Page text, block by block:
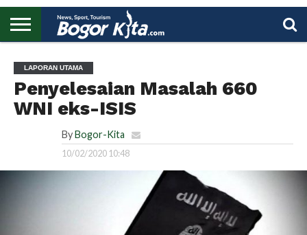
UTAMA
LAPORAN UTAMA
Penyelesaian Masalah 660
WNI eks-ISIS
By Bogor-Kita
10/02/2020 10:48